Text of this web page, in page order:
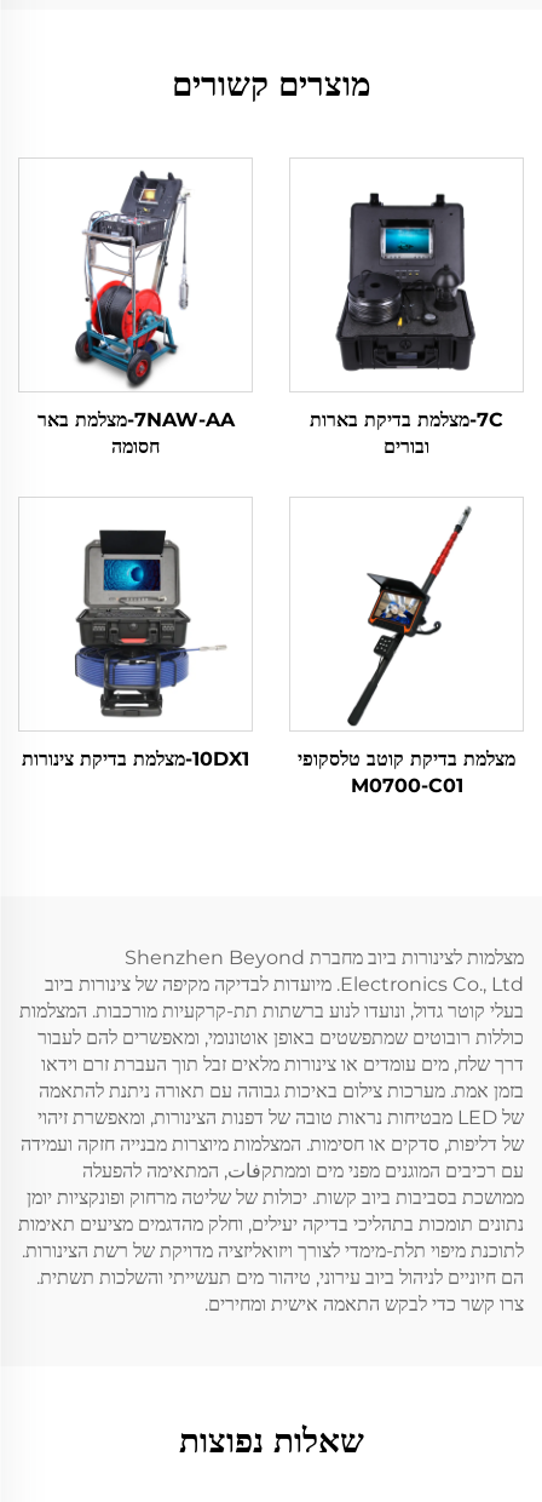
מוצרים קשורים
7C-מצלמת בדיקת בארות
ובורים
7NAW-AA-מצלמת באר
חסומה
מצלמת בדיקת קוטב טלסקופי
M0700-C01
10DX1-מצלמת בדיקת צינורות
מצלמות לצינורות ביוב מחברת Shenzhen Beyond
Electronics Co., Ltd. מיועדות לבדיקה מקיפה של צינורות ביוב
בעלי קוטר גדול, ונועדו לנוע ברשתות תת-קרקעיות מורכבות. המצלמות
כוללות רובוטים שמתפשטים באופן אוטונומי, ומאפשרים להם לעבור
דרך שלח, מים עומדים או צינורות מלאים זבל תוך העברת זרם וידאו
בזמן אמת. מערכות צילום באיכות גבוהה עם תאורה ניתנת להתאמה
של LED מבטיחות נראות טובה של דפנות הצינורות, ומאפשרת זיהוי
של דליפות, סדקים או חסימות. המצלמות מיוצרות מבנייה חזקה ועמידה
עם רכיבים המוגנים מפני מים וממתקفات, המתאימה להפעלה
ממושכת בסביבות ביוב קשות. יכולות של שליטה מרחוק ופונקציות יומן
נתונים תומכות בתהליכי בדיקה יעילים, וחלק מהדגמים מציעים תאימות
לתוכנת מיפוי תלת-מימדי לצורך ויזואליזציה מדויקת של רשת הצינורות.
הם חיוניים לניהול ביוב עירוני, טיהור מים תעשייתי והשלכות תשתית.
צרו קשר כדי לבקש התאמה אישית ומחירים.
שאלות נפוצות